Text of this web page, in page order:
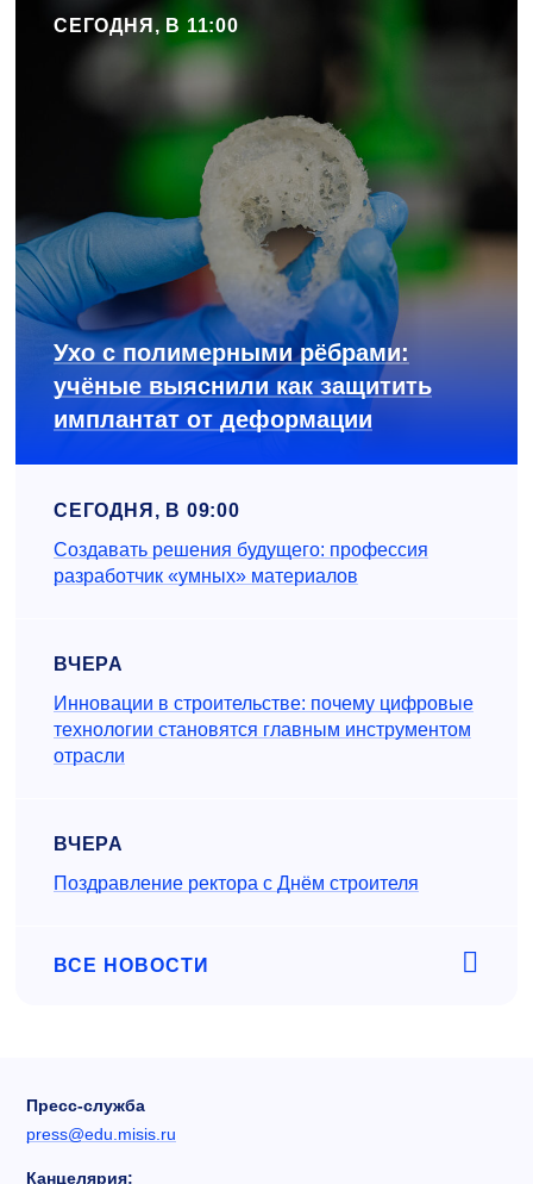
СЕГОДНЯ, В 11:00
Ухо с полимерными рёбрами:
учёные выяснили как защитить
имплантат от деформации
СЕГОДНЯ, В 09:00
Создавать решения будущего: профессия
разработчик «умных» материалов
ВЧЕРА
Инновации в строительстве: почему цифровые
технологии становятся главным инструментом
отрасли
ВЧЕРА
Поздравление ректора с Днём строителя
ВСЕ НОВОСТИ
Пресс-служба
press@edu.misis.ru
Канцелярия: